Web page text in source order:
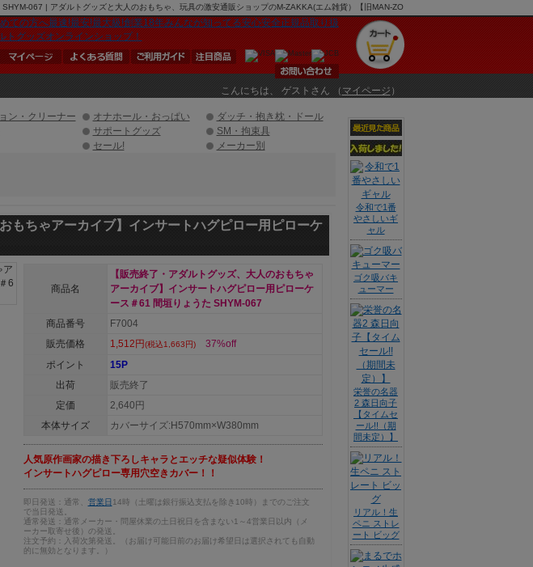
067 | アダルトグッズと大人のおもちゃ、玩具の激安通販ショップのM-ZAKKA(エム雑貨）【旧MAN-ZO
こんにちは、 ゲストさん （ マイページ ）
ン・クリーナー オナホール・おっぱい
ダッチ・抱き枕・ドール
サポートグッズ
SM・拘束具
セール!
メーカー別
もちゃアーカイブ】インサートハグピロー用ピローケ
商品名
【販売終了・アダルトグッズ、大人のおもちゃ
アーカイブ】インサートハグピロー用ピローケ
ース＃61 間垣りょうた SHYM-067
商品番号
F7004
販売価格
1,512円(税込1,663円)
37%off
ポイント
15P
出荷
販売終了
定価
2,640円
本体サイズ
カバーサイズ:H570mm×W380mm
人気原作画家の描き下ろしキャラとエッチな疑似体験！
インサートハグピロー専用穴空きカバー！！
即日発送：通常、 営業日 14時（土曜は銀行振込支払を除き10時）までのご注文
で当日発送。
通常発送：通常メーカー・問屋休業の土日祝日を含まない1～4営業日以内（メ
ーカー取寄せ後）の発送。
注文予約：入荷次第発送。（お届け可能日前のお届け希望日は選択されても自動
的に無効となります。）
令和で1番
やさしいギ
ャル
ゴク吸バキ
ューマー
栄誉の名器
2 森日向子
【タイムセ
ール!!（期
間未定）】
リアル！生
ペニ ストレ
ート ビッグ